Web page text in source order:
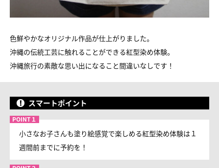
色鮮やかなオリジナル作品が仕上がりました。
沖縄の伝統工芸に触れることができる紅型染め体験。
沖縄旅行の素敵な思い出になること間違いなしです！
スマートポイント
小さなお子さんも塗り絵感覚で楽しめる紅型染め体験は１
週間前までに予約を！